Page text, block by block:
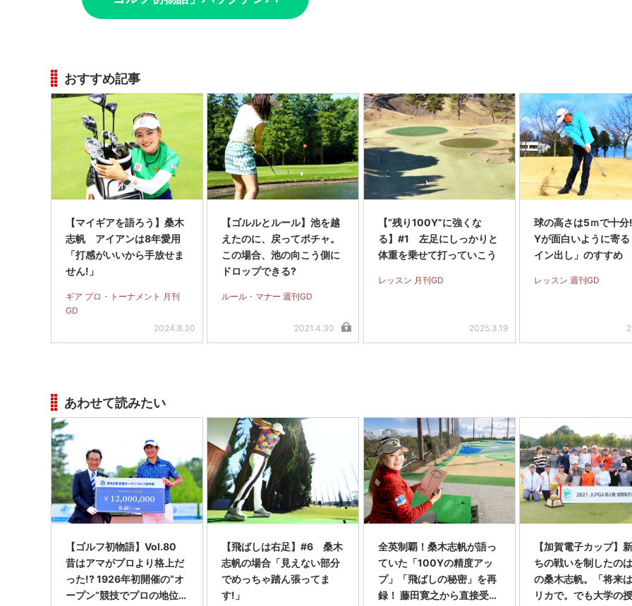
おすすめ記事
【マイギアを語ろう】桑木
志帆 アイアンは8年愛用
「打感がいいから手放せま
せん!」
ギア プロ・トーナメント 月刊
GD
2024.8.30
【ゴルルとルール】池を越
えたのに、戻ってポチャ。
この場合、池の向こう側に
ドロップできる?
ルール・マナー 週刊GD
2021.4.30
【“残り100Y”に強くな
る】#1 左足にしっかりと
体重を乗せて打っていこう
レッスン 月刊GD
2025.3.19
球の高さは5ｍで十
Yが面白いように寄
イン出し」のすすめ
レッスン 週刊GD
あわせて読みたい
【ゴルフ初物語】Vol.80
昔はアマがプロより格上だ
った!? 1926年初開催の“オ
ープン”競技でプロの地位
【飛ばしは右足】#6 桑木
志帆の場合「見えない部分
でめっちゃ踏ん張ってま
す!」
全英制覇！桑木志帆が語っ
ていた「100Yの精度アッ
プ」「飛ばしの秘密」を再
録！ 藤田寛之から直接受け
【加賀電子カップ】
ちの戦いを制したの
の桑木志帆。「将来
リカで。でも大学の